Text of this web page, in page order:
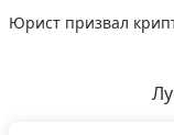
Юрист призвал